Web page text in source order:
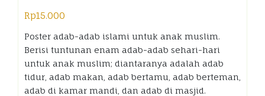
Rp15.000
Poster adab-adab islami untuk anak muslim.
Berisi tuntunan enam adab-adab sehari-hari
untuk anak muslim; diantaranya adalah adab
tidur, adab makan, adab bertamu, adab berteman,
adab di kamar mandi, dan adab di masjid.